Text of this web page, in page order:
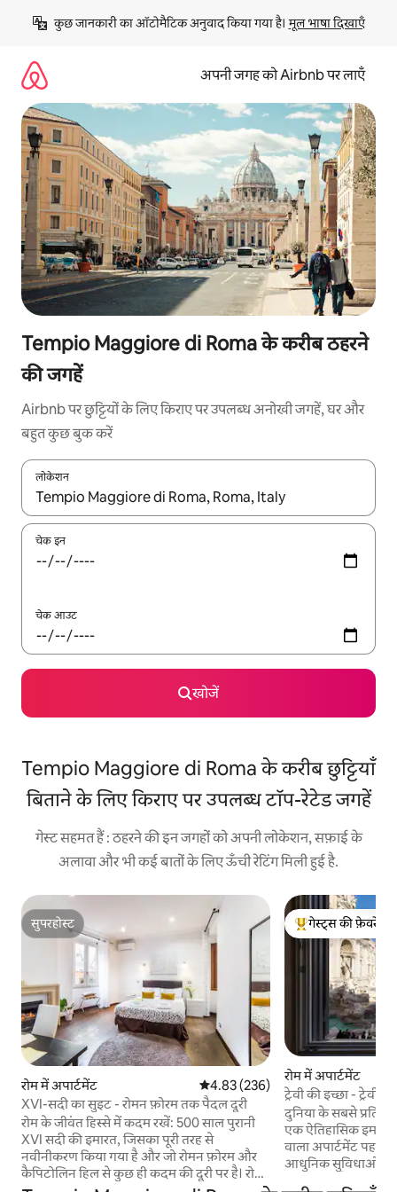
छोड़कर
कॉन्टेंट
कुछ जानकारी का ऑटोमैटिक अनुवाद किया गया है। मूल भाषा दिखाएँ
अपनी जगह को Airbnb पर लाएँ
Tempio Maggiore di Roma के करीब ठहरने
की जगहें
Airbnb पर छुट्टियों के लिए किराए पर उपलब्ध अनोखी जगहें, घर और
बहुत कुछ बुक करें
लोकेशन
नतीजों के उपलब्ध होने पर, अप और डाउन 'ऐरो की' का इस्तेमाल करके नेविगेट
चेक इन
चेक आउट
खोजें
Tempio Maggiore di Roma के करीब छुट्टियाँ
बिताने के लिए किराए पर उपलब्ध टॉप-रेटेड जगहें
गेस्ट सहमत हैं : ठहरने की इन जगहों को अपनी लोकेशन, सफ़ाई के
अलावा और भी कई बातों के लिए ऊँची रेटिंग मिली हुई है.
सुपरहोस्ट
सुपरहोस्ट
रोम में अपार्टमेंट औसत रेटिंग 5 में से 4.83, 236 समीक्षाएँ
4.83 (236)
XVI-सदी का सुइट - रोमन फ़ोरम तक पैदल दूरी
रोम के जीवंत हिस्से में कदम रखें: 500 साल पुरानी
XVI सदी की इमारत, जिसका पूरी तरह से
नवीनीकरण किया गया है और जो रोमन फ़ोरम और
कैपिटोलिन हिल से कुछ ही कदम की दूरी पर है। रोम
गेस्ट्स का टॉप फ़ेवरेट
गेस्ट्स की फ़ेवरेट
रोम में अपार्टमेंट
ट्रेवी की इच्छा - ट्रेवी
दुनिया के सबसे
एक ऐतिहासिक
वाला अपार्टमेंट
आधुनिक सुविधाओं और
दावा करता है, जो